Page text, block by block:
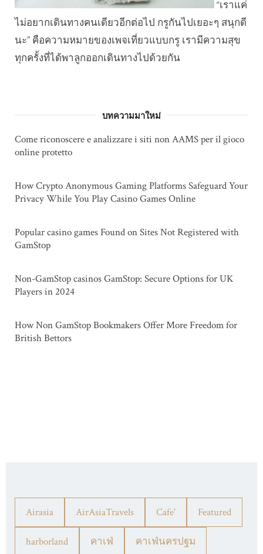
“เราแค่
ไม่อยากเดินทางคนเดียวอีกต่อไป กรูกันไปเยอะๆ สนุกดี
นะ” คือความหมายของเพจเที่ยวแบบกรู เรามีความสุข
ทุกครั้งที่ได้พาลูกออกเดินทางไปด้วยกัน
บทความมาใหม่
Come riconoscere e analizzare i siti non AAMS per il gioco
online protetto
How Crypto Anonymous Gaming Platforms Safeguard Your
Privacy While You Play Casino Games Online
Popular casino games Found on Sites Not Registered with
GamStop
Non-GamStop casinos GamStop: Secure Options for UK
Players in 2024
How Non GamStop Bookmakers Offer More Freedom for
British Bettors
Airasia AirAsiaTravels Cafe' Featured
harborland คาเฟ่ คาเฟ่นครปฐม